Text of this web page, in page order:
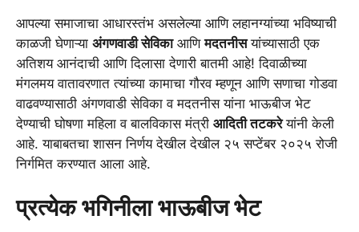
आपल्या समाजाचा आधारस्तंभ असलेल्या आणि लहानग्यांच्या भविष्याची
काळजी घेणाऱ्या अंगणवाडी सेविकाआणिमदतनीसयांच्यासाठी एक
अतिशय आनंदाची आणि दिलासा देणारी बातमी आहे! दिवाळीच्या
मंगलमय वातावरणात त्यांच्या कामाचा गौरव म्हणून आणि सणाचा गोडवा
वाढवण्यासाठी अंगणवाडी सेविका व मदतनीस यांना भाऊबीज भेट
देण्याची घोषणा महिला व बालविकास मंत्री आदिती तटकरेयांनी केली
आहे. याबाबतचा शासन निर्णय देखील देखील २५ सप्टेंबर २०२५ रोजी
निर्गमित करण्यात आला आहे.
प्रत्येक भगिनीला भाऊबीज भेट